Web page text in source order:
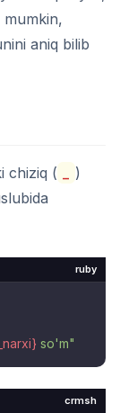
aniq bilib
chiziq ( _ )
ruby
so'm"
crmsh